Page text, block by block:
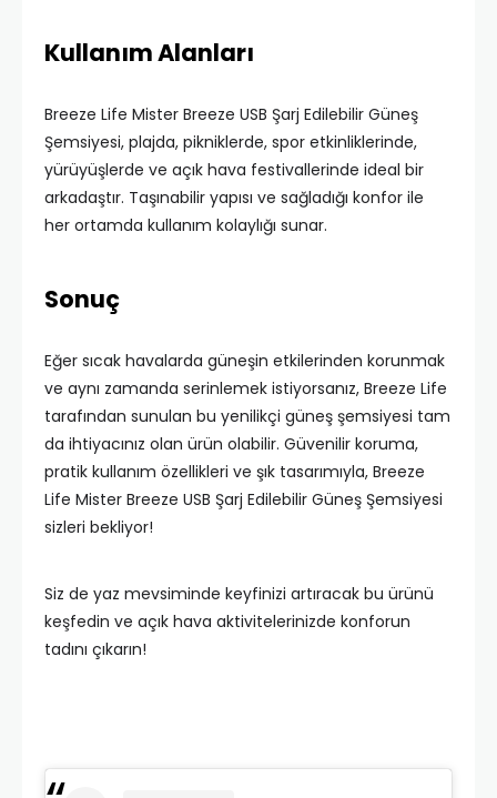
Kullanım Alanları
Breeze Life Mister Breeze USB Şarj Edilebilir Güneş
Şemsiyesi, plajda, pikniklerde, spor etkinliklerinde,
yürüyüşlerde ve açık hava festivallerinde ideal bir
arkadaştır. Taşınabilir yapısı ve sağladığı konfor ile
her ortamda kullanım kolaylığı sunar.
Sonuç
Eğer sıcak havalarda güneşin etkilerinden korunmak
ve aynı zamanda serinlemek istiyorsanız, Breeze Life
tarafından sunulan bu yenilikçi güneş şemsiyesi tam
da ihtiyacınız olan ürün olabilir. Güvenilir koruma,
pratik kullanım özellikleri ve şık tasarımıyla, Breeze
Life Mister Breeze USB Şarj Edilebilir Güneş Şemsiyesi
sizleri bekliyor!
Siz de yaz mevsiminde keyfinizi artıracak bu ürünü
keşfedin ve açık hava aktivitelerinizde konforun
tadını çıkarın!